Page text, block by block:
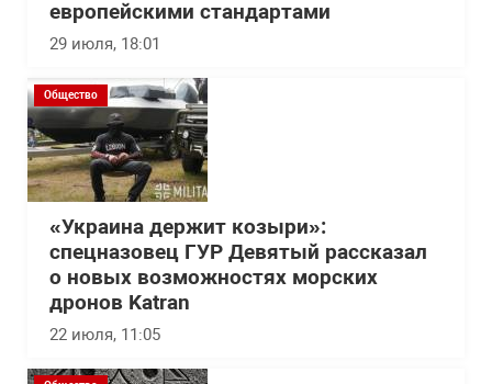
европейскими стандартами
29 июля, 18:01
Общество
«Украина держит козыри»:
спецназовец ГУР Девятый рассказал
о новых возможностях морских
дронов Katran
22 июля, 11:05